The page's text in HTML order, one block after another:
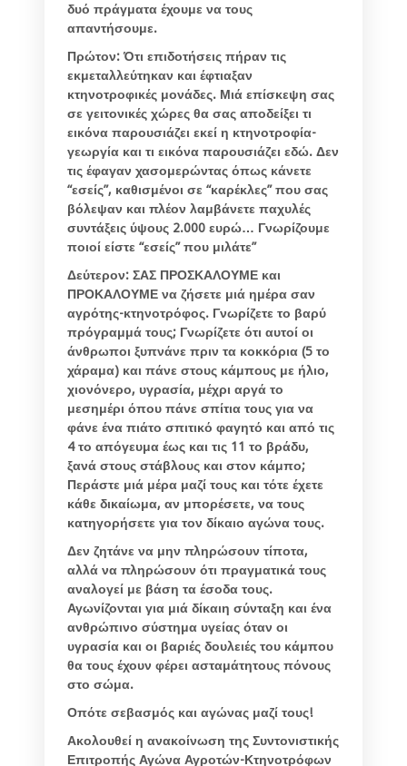
δυό πράγματα έχουμε να τους
απαντήσουμε.
Πρώτον: Ότι επιδοτήσεις πήραν τις
εκμεταλλεύτηκαν και έφτιαξαν
κτηνοτροφικές μονάδες. Μιά επίσκεψη σας
σε γειτονικές χώρες θα σας αποδείξει τι
εικόνα παρουσιάζει εκεί η κτηνοτροφία-
γεωργία και τι εικόνα παρουσιάζει εδώ. Δεν
τις έφαγαν χασομερώντας όπως κάνετε
“εσείς”, καθισμένοι σε “καρέκλες” που σας
βόλεψαν και πλέον λαμβάνετε παχυλές
συντάξεις ύψους 2.000 ευρώ… Γνωρίζουμε
ποιοί είστε “εσείς” που μιλάτε”
Δεύτερον: ΣΑΣ ΠΡΟΣΚΑΛΟΥΜΕ και
ΠΡΟΚΑΛΟΥΜΕ να ζήσετε μιά ημέρα σαν
αγρότης-κτηνοτρόφος. Γνωρίζετε το βαρύ
πρόγραμμά τους; Γνωρίζετε ότι αυτοί οι
άνθρωποι ξυπνάνε πριν τα κοκκόρια (5 το
χάραμα) και πάνε στους κάμπους με ήλιο,
χιονόνερο, υγρασία, μέχρι αργά το
μεσημέρι όπου πάνε σπίτια τους για να
φάνε ένα πιάτο σπιτικό φαγητό και από τις
4 το απόγευμα έως και τις 11 το βράδυ,
ξανά στους στάβλους και στον κάμπο;
Περάστε μιά μέρα μαζί τους και τότε έχετε
κάθε δικαίωμα, αν μπορέσετε, να τους
κατηγορήσετε για τον δίκαιο αγώνα τους.
Δεν ζητάνε να μην πληρώσουν τίποτα,
αλλά να πληρώσουν ότι πραγματικά τους
αναλογεί με βάση τα έσοδα τους.
Αγωνίζονται για μιά δίκαιη σύνταξη και ένα
ανθρώπινο σύστημα υγείας όταν οι
υγρασία και οι βαριές δουλειές του κάμπου
θα τους έχουν φέρει ασταμάτητους πόνους
στο σώμα.
Οπότε σεβασμός και αγώνας μαζί τους!
Ακολουθεί η ανακοίνωση της Συντονιστικής
Επιτροπής Αγώνα Αγροτών-Κτηνοτρόφων